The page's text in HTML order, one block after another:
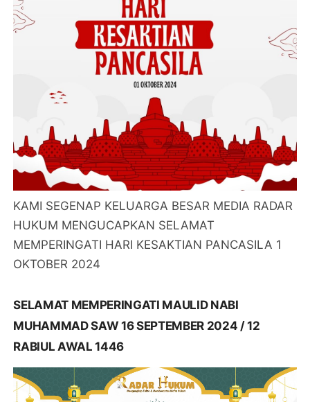
KAMI SEGENAP KELUARGA BESAR MEDIA RADAR
HUKUM MENGUCAPKAN SELAMAT
MEMPERINGATI HARI KESAKTIAN PANCASILA 1
OKTOBER 2024
SELAMAT MEMPERINGATI MAULID NABI
MUHAMMAD SAW 16 SEPTEMBER 2024 / 12
RABIUL AWAL 1446